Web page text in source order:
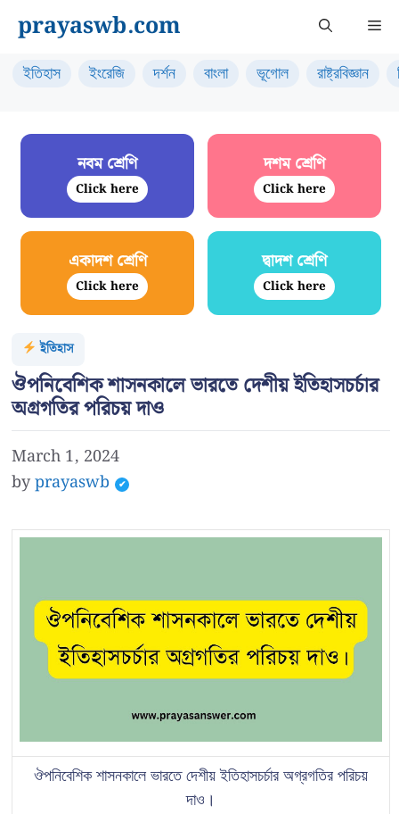
content
prayaswb.com
ইতিহাস ইংরেজি দর্শন বাংলা ভূগোল রাষ্ট্রবিজ্ঞান
নবম শ্রেণি
Click here
দশম শ্রেণি
Click here
একাদশ শ্রেণি
Click here
দ্বাদশ শ্রেণি
Click here
ইতিহাস
ঔপনিবেশিক শাসনকালে ভারতে দেশীয় ইতিহাসচর্চার
অগ্রগতির পরিচয় দাও
March 1, 2024
byprayaswb
ঔপনিবেশিক শাসনকালে ভারতে দেশীয় ইতিহাসচর্চার অগ্রগতির পরিচয়
দাও।